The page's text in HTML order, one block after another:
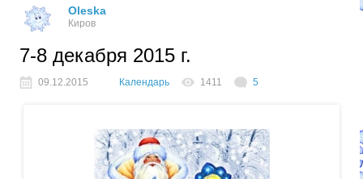
Oleska
Киров
7-8 декабря 2015 г.
09.12.2015 Календарь 1411 5